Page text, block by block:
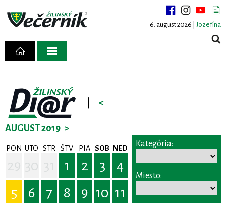
6. august 2026 | Jozefína
<
AUGUST 2019 >
PON UTO STR ŠTV PIA SOB NED
1 2 3
4
5
6 7 8 9 10 11
Kategória:
Miesto: